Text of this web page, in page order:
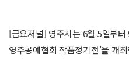
[금요저널] 영주시는 6월 5일부터
영주공예협회 작품정기전’을 개